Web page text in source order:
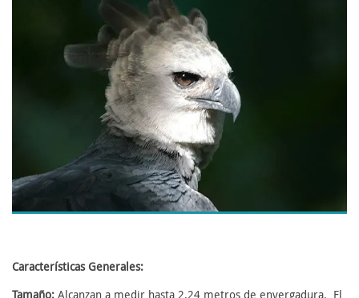
Características Generales: